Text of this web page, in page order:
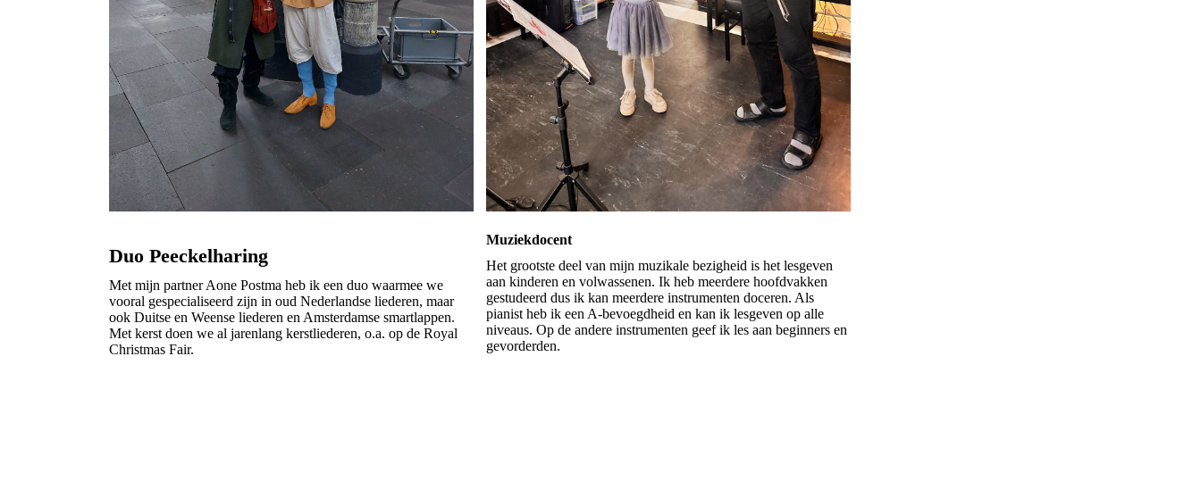
Duo Peeckelharing
Met mijn partner Aone Postma heb ik een duo waarmee we
vooral gespecialiseerd zijn in oud Nederlandse liederen, maar
ook Duitse en Weense liederen en Amsterdamse smartlappen.
Met kerst doen we al jarenlang kerstliederen, o.a. op de Royal
Christmas Fair.
Muziekdocent
Het grootste deel van mijn muzikale bezigheid is het lesgeven
aan kinderen en volwassenen. Ik heb meerdere hoofdvakken
gestudeerd dus ik kan meerdere instrumenten doceren. Als
pianist heb ik een A-bevoegdheid en kan ik lesgeven op alle
niveaus. Op de andere instrumenten geef ik les aan beginners en
gevorderden.